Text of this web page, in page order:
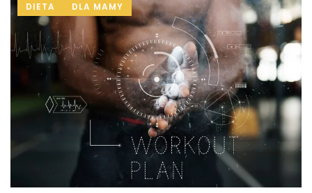
DIETA DLA MAMY